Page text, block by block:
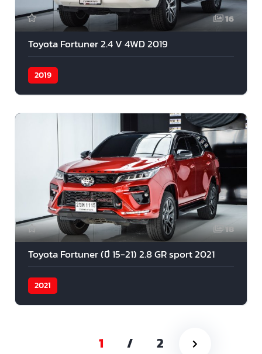
16
Toyota Fortuner 2.4 V 4WD 2019
2019
18
Toyota Fortuner (ปี 15-21) 2.8 GR sport 2021
2021
1 / 2